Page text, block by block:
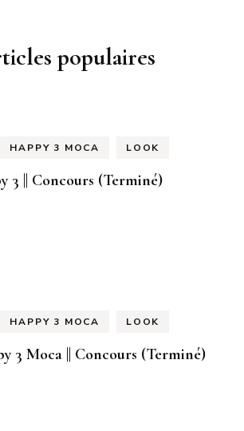
populaires
HAPPY 3 MOCA LOOK
3 || Concours (Terminé)
HAPPY 3 MOCA LOOK
3 Moca || Concours (Terminé)